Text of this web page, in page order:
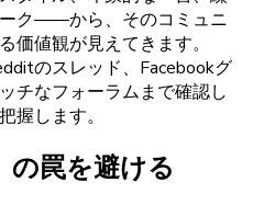
ク――から、 そのコミュニ
価値観が見えてきます。
のスレッド、 Facebookグ
チなフォーラムまで確認し
把握します。
の罠を避ける